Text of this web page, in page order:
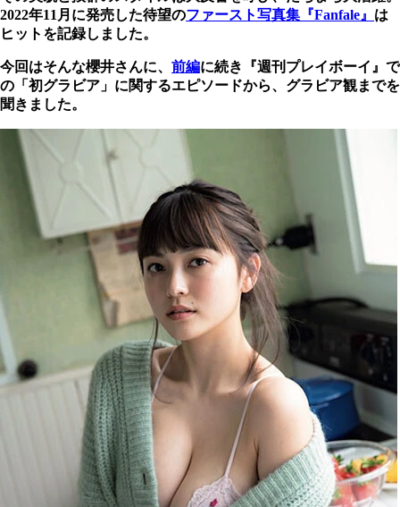
2022年11月に発売した待望のファースト写真集『Fanfale』 は
ヒットを記録しました。
今回はそんな櫻井さんに、 前編に続き『週刊プレイボーイ』で
の「初グラビア」に関するエピソードから、グラビア観までを
聞きました。